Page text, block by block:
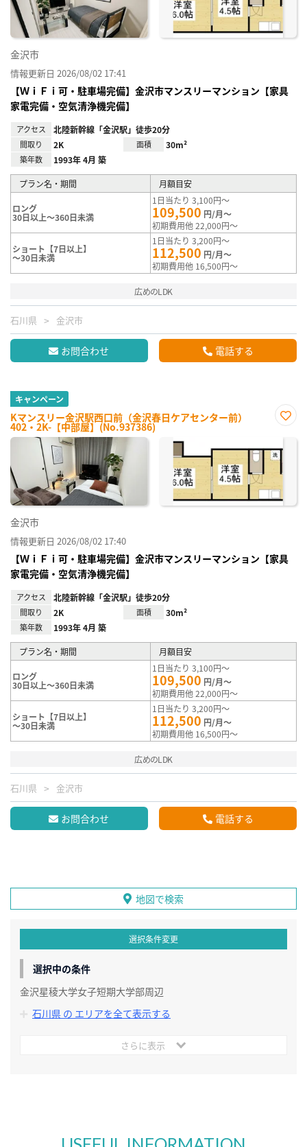
金沢市
情報更新日 2026/08/02 17:41
【ＷｉＦｉ可・駐車場完備】金沢市マンスリーマンション【家具
家電完備・空気清浄機完備】
アクセス 北陸新幹線「金沢駅」徒歩20分
間取り 2K 面積 30m²
築年数 1993年 4月 築
プラン名・期間 月額目安
ロング
30日以上～360日未満
1日当たり 3,100円～
109,500 円/月～
初期費用他 22,000円～
ショート【7日以上】
～30日未満
1日当たり 3,200円～
112,500 円/月～
初期費用他 16,500円～
広めのLDK
石川県 金沢市
お問合わせ 電話する
キャンペーン
Kマンスリー金沢駅西口前（金沢春日ケアセンター前）
402・2K-【中部屋】(No.937386)
に入
り登
録
金沢市
情報更新日 2026/08/02 17:40
【ＷｉＦｉ可・駐車場完備】金沢市マンスリーマンション【家具
家電完備・空気清浄機完備】
アクセス 北陸新幹線「金沢駅」徒歩20分
間取り 2K 面積 30m²
築年数 1993年 4月 築
プラン名・期間 月額目安
ロング
30日以上～360日未満
1日当たり 3,100円～
109,500 円/月～
初期費用他 22,000円～
ショート【7日以上】
～30日未満
1日当たり 3,200円～
112,500 円/月～
初期費用他 16,500円～
広めのLDK
石川県 金沢市
お問合わせ 電話する
地図で検索
選択条件変更
選択中の条件
金沢星稜大学女子短期大学部周辺
石川県 の エリアを全て表示する
さらに表示